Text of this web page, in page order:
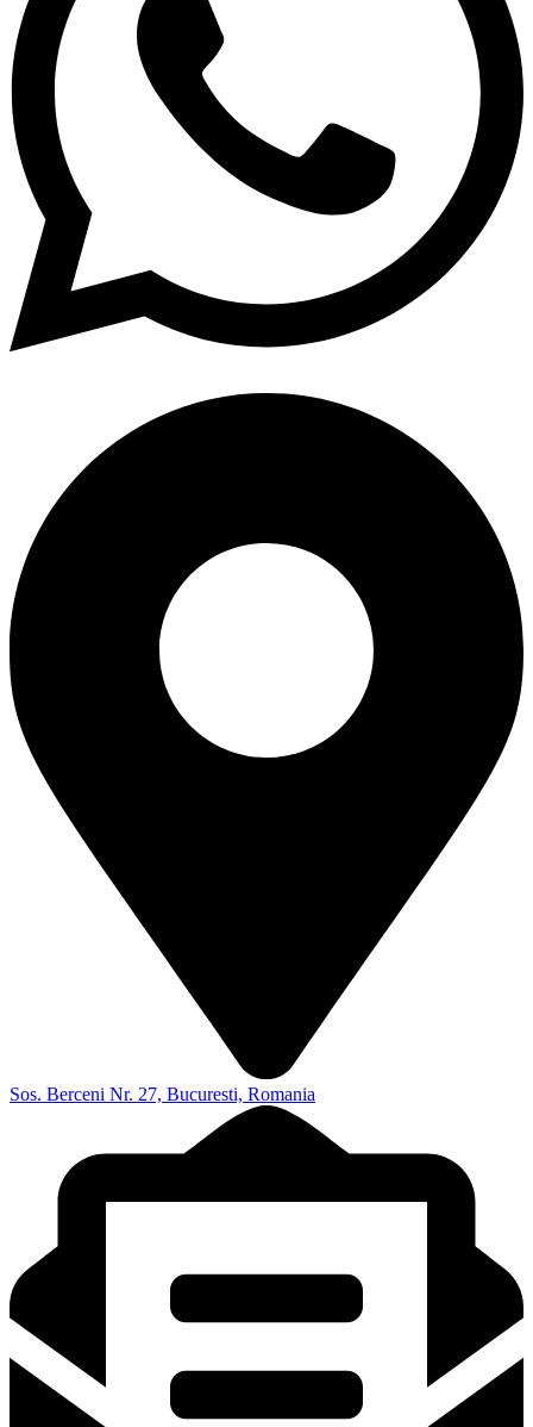
Sos. Berceni Nr. 27, Bucuresti, Romania